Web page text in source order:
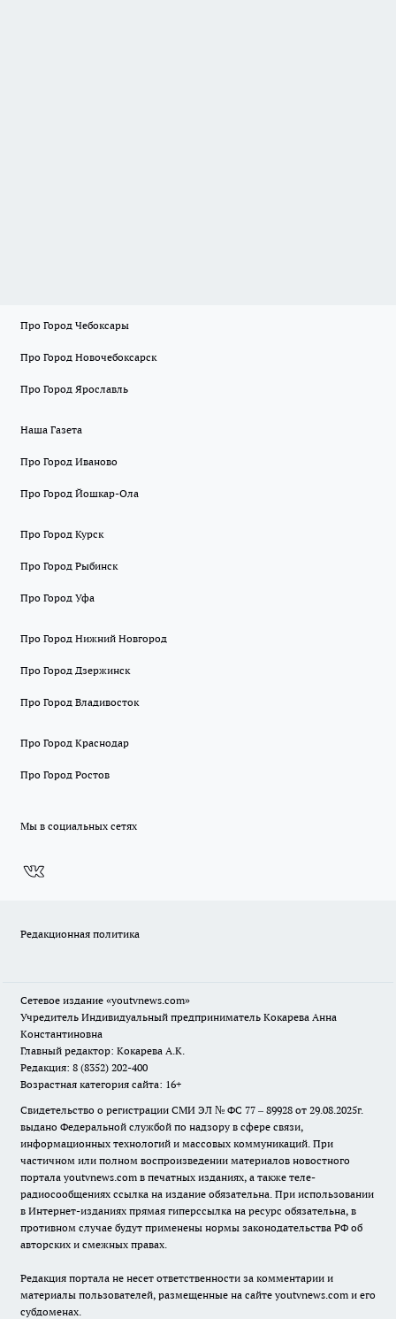
Про Город Чебоксары
Про Город Новочебоксарск
Про Город Ярославль
Наша Газета
Про Город Иваново
Про Город Йошкар-Ола
Про Город Курск
Про Город Рыбинск
Про Город Уфа
Про Город Нижний Новгород
Про Город Дзержинск
Про Город Владивосток
Про Город Краснодар
Про Город Ростов
Мы в социальных сетях
Редакционная политика
Сетевое издание «youtvnews.com»
Учредитель Индивидуальный предприниматель Кокарева Анна
Константиновна
Главный редактор: Кокарева А.К.
Редакция: 8 (8352) 202-400
Возрастная категория сайта: 16+
Свидетельство о регистрации СМИ ЭЛ № ФС 77 – 89928 от 29.08.2025г.
выдано Федеральной службой по надзору в сфере связи,
информационных технологий и массовых коммуникаций. При
частичном или полном воспроизведении материалов новостного
портала youtvnews.com в печатных изданиях, а также теле-
радиосообщениях ссылка на издание обязательна. При использовании
в Интернет-изданиях прямая гиперссылка на ресурс обязательна, в
противном случае будут применены нормы законодательства РФ об
авторских и смежных правах.
Редакция портала не несет ответственности за комментарии и
материалы пользователей, размещенные на сайте youtvnews.com и его
субдоменах.